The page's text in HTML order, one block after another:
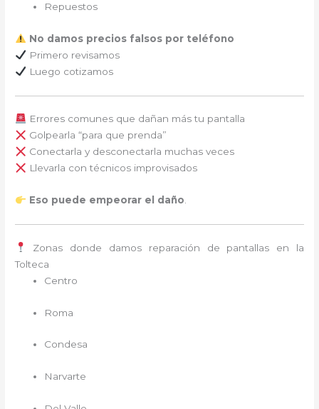
Repuestos
No damos precios falsos por teléfono
Primero revisamos
Luego cotizamos
Errores comunes que dañan más tu pantalla
Golpearla “para que prenda”
Conectarla y desconectarla muchas veces
Llevarla con técnicos improvisados
Eso puede empeorar el daño.
Zonas donde damos reparación de pantallas en la
Tolteca
Centro
Roma
Condesa
Narvarte